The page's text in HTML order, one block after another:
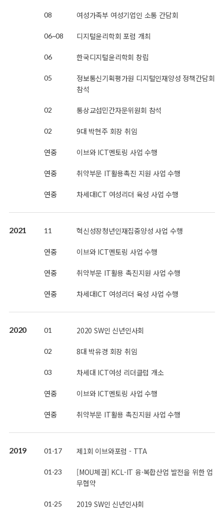
08 여성가족부 여성기업인 소통 간담회
06~08 디지털윤리학회 포럼 개최
06 한국디지털윤리학회 창립
05
정보통신기획평가원 디지털인재양성 정책간담회
참석
02 통상교섭민간자문위원회 참석
02 9대 박현주 회장 취임
연중 이브와 ICT멘토링 사업 수행
연중 취약부문 IT활용촉진 지원 사업 수행
연중 차세대ICT 여성리더 육성 사업 수행
2021 11 혁신성장청년인재집중양성 사업 수행
연중 이브와 ICT멘토링 사업 수행
연중 취약부문 IT활용 촉진지원 사업 수행
연중 차세대ICT 여성리더 육성 사업 수행
2020 01 2020 SW인 신년인사회
02 8대 박유경 회장 취임
03 차세대 ICT여성 리더클럽 개소
연중 이브와 ICT멘토링 사업 수행
연중 취약부문 IT활용 촉진지원 사업 수행
2019 01-17 제1회 이브와포럼 - TTA
01-23
[MOU체결] KCL-IT 융·복합산업 발전을 위한 업
무협약
01-25 2019 SW인 신년인사회